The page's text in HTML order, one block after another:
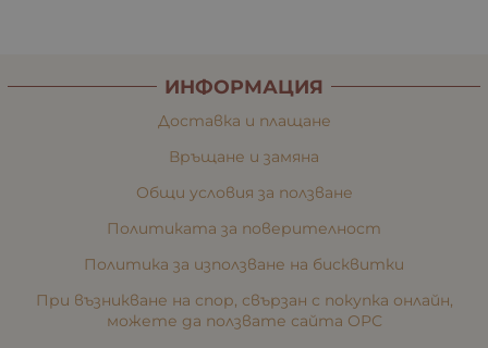
ИНФОРМАЦИЯ
Доставка и плащане
Връщане и замяна
Общи условия за ползване
Политиката за поверителност
Политика за използване на бисквитки
При възникване на спор, свързан с покупка онлайн,
можете да ползвате сайта ОРС